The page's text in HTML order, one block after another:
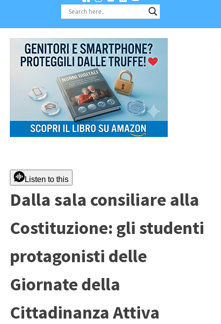
Listen to this
Dalla sala consiliare alla
Costituzione: gli studenti
protagonisti delle
Giornate della
Cittadinanza Attiva